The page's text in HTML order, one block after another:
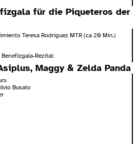
für die Piqueteros der
Teresa Rodriguez MTR (ca 20 Min.)
Rezital:
Maggy & Zelda Panda
Busato